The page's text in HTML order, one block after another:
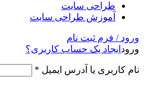
طراحی سایت
آموزش طراحی سایت
ورود / فرم ثبت نام
ورود ایجاد یک حساب کاربری؟
نام کاربری یا آدرس ایمیل *